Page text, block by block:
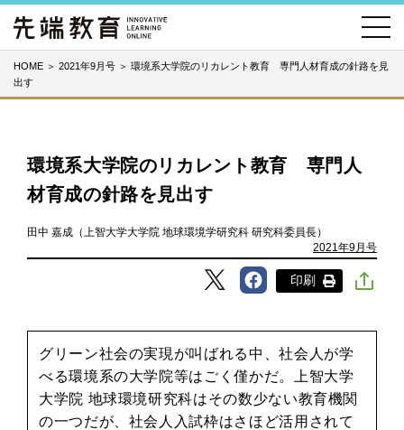
HOME ＞ 2021年9月号 ＞ 環境系大学院のリカレント教育 専門人材育成の針路を見
出す
環境系大学院のリカレント教育 専門人
材育成の針路を見出す
田中 嘉成（上智大学大学院 地球環境学研究科 研究科委員長）
2021年9月号
印刷
グリーン社会の実現が叫ばれる中、社会人が学
べる環境系の大学院等はごく僅かだ。上智大学
大学院 地球環境研究科はその数少ない教育機関
の一つだが、社会人入試枠はさほど活用されて